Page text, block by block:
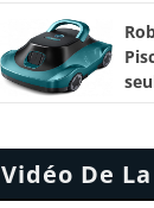
Vidéo De